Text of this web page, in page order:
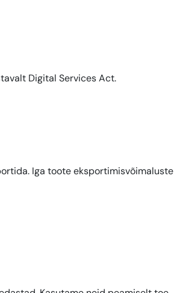
Digital Services Act.
Iga toote eksportimisvõimaluste